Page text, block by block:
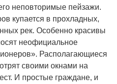
неповторимые пейзажи.
купается в прохладных,
рек. Особенно красивы
неофициальное
Располагающиеся
своими окнами на
И простые граждане, и